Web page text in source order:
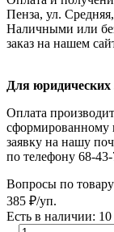
Пенза, ул.
Наличными или
заказ на нашем
Для юридических
Оплата
сформированному
заявку на нашу
по телефону 68-
Вопросы по
385 ₽/уп.
Есть в наличии: 10